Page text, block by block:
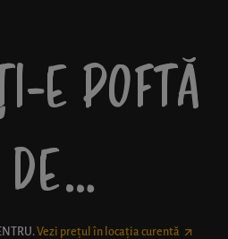
E POFTĂ
. Vezi prețul în locația curentă